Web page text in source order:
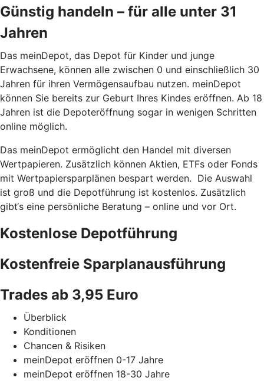
Günstig handeln – für alle unter 31
Jahren
Das meinDepot, das Depot für Kinder und junge
Erwachsene, können alle zwischen 0 und einschließlich 30
Jahren für ihren Vermögensaufbau nutzen. meinDepot
können Sie bereits zur Geburt Ihres Kindes eröffnen. Ab 18
Jahren ist die Depoteröffnung sogar in wenigen Schritten
online möglich.
Das meinDepot ermöglicht den Handel mit diversen
Wertpapieren. Zusätzlich können Aktien, ETFs oder Fonds
mit Wertpapiersparplänen bespart werden. Die Auswahl
ist groß und die Depotführung ist kostenlos. Zusätzlich
gibt‘s eine persönliche Beratung – online und vor Ort.
Kostenlose Depotführung
Kostenfreie Sparplanausführung
Trades ab 3,95 Euro
Überblick
Konditionen
Chancen & Risiken
meinDepot eröffnen 0-17 Jahre
meinDepot eröffnen 18-30 Jahre